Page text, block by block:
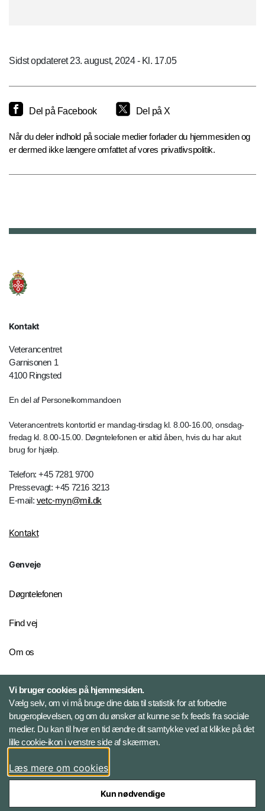
Sidst opdateret 23. august, 2024 - Kl. 17.05
Del på Facebook Del på X
Når du deler indhold på sociale medier forlader du hjemmesiden og
er dermed ikke længere omfattet af vores privatlivspolitik.
Kontakt
Veterancentret
Garnisonen 1
4100 Ringsted
En del af Personelkommandoen
Veterancentrets kontortid er mandag-tirsdag kl. 8.00-16.00, onsdag-
fredag kl. 8.00-15.00. Døgntelefonen er altid åben, hvis du har akut
brug for hjælp.
Telefon: +45 7281 9700
Pressevagt: +45 7216 3213
E-mail: vetc-myn@mil.dk
Kontakt
Genveje
Døgntelefonen
Find vej
Om os
Følg Veterancentret
Facebook
Vi bruger cookies på hjemmesiden.
Vælg selv, om vi må bruge dine data til statistik for at forbedre
brugeroplevelsen, og om du ønsker at kunne se fx feeds fra sociale
medier. Du kan til hver en tid ændre dit samtykke ved at klikke på det
lille cookie-ikon i venstre side af skærmen.
Læs mere om cookies
Kun nødvendige